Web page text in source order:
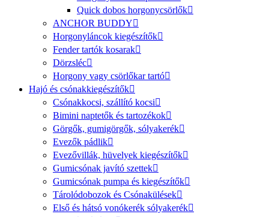
Quick dobos horgonycsörlők
ANCHOR BUDDY
Horgonyláncok kiegészítők
Fender tartók kosarak
Dörzsléc
Horgony vagy csörlőkar tartó
Hajó és csónakkiegészítők
Csónakkocsi, szállító kocsi
Bimini naptetők és tartozékok
Görgők, gumigörgők, sólyakerék
Evezők pádlik
Evezővillák, hüvelyek kiegészítők
Gumicsónak javító szettek
Gumicsónak pumpa és kiegészítők
Tárolódobozok és Csónakülések
Első és hátsó vonókerék sólyakerék